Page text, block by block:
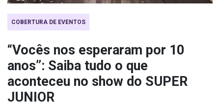
COBERTURA DE EVENTOS
“Vocês nos esperaram por 10
anos”: Saiba tudo o que
aconteceu no show do SUPER
JUNIOR